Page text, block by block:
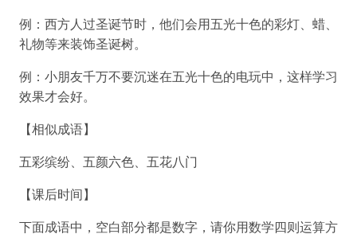
例：西方人过圣诞节时，他们会用五光十色的彩灯、蜡、
礼物等来装饰圣诞树。
例：小朋友千万不要沉迷在五光十色的电玩中，这样学习
效果才会好。
【相似成语】
五彩缤纷、五颜六色、五花八门
【课后时间】
下面成语中，空白部分都是数字，请你用数学四则运算方